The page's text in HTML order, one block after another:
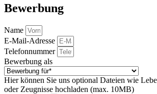
Bewerbung
Name
E-Mail-Adresse
Telefonnummer
Bewerbung als
Hier können Sie uns optional Dateien wie
oder Zeugnisse hochladen (max. 10MB)